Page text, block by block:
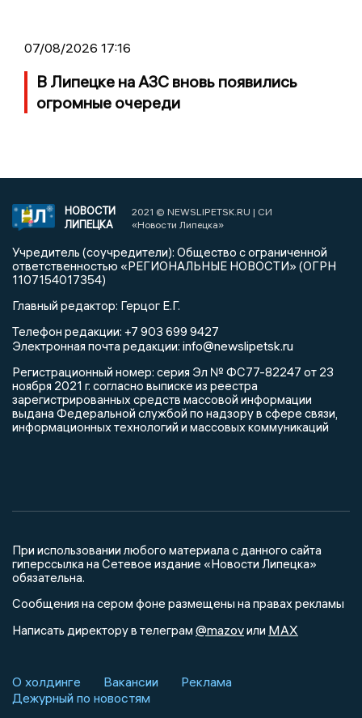
07/08/2026 17:16
В Липецке на АЗС вновь появились
огромные очереди
НОВОСТИ
ЛИПЕЦКА
2021 © NEWSLIPETSK.RU | СИ
«Новости Липецка»
Учредитель (соучредители): Общество с ограниченной
ответственностью «РЕГИОНАЛЬНЫЕ НОВОСТИ» (ОГРН
1107154017354)
Главный редактор: Герцог Е.Г.
Телефон редакции: +7 903 699 9427
Электронная почта редакции: info@newslipetsk.ru
Регистрационный номер: серия Эл № ФС77-82247 от 23
ноября 2021 г. согласно выписке из реестра
зарегистрированных средств массовой информации
выдана Федеральной службой по надзору в сфере связи,
информационных технологий и массовых коммуникаций
При использовании любого материала с данного сайта
гиперссылка на Сетевое издание «Новости Липецка»
обязательна.
Сообщения на сером фоне размещены на правах рекламы
Написать директору в телеграм @mazovили MAX
О холдинге Вакансии
Реклама
Дежурный по новостям